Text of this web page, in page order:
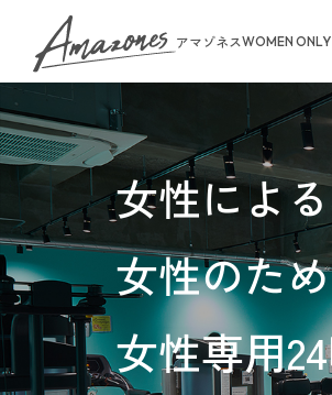
アマゾネスWOMEN
女性による
女性のた
女性専用